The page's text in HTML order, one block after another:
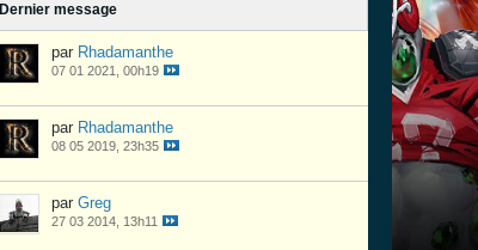
Dernier message
par Rhadamanthe
07 01 2021, 00h19
par Rhadamanthe
08 05 2019, 23h35
par Greg
27 03 2014, 13h11